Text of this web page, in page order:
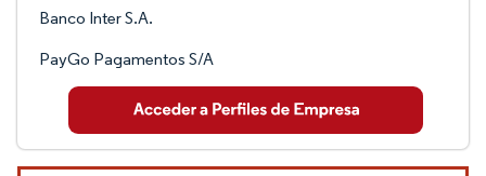
Banco Inter S.A.
PayGo Pagamentos S/A